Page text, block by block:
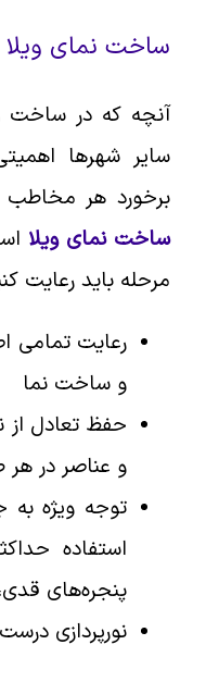
ساخت نمای ویلا در
آنچه که در ساخت
سایر شهرها اهمیتی
برخورد هر مخاطب با
ساخت نمای ویلا است.
مرحله باید رعایت کنید،
رعایت تمامی
و ساخت نما
حفظ تعادل از
و عناصر در هر
توجه ویژه به
استفاده
پنجره‌های قدی،
نورپردازی درست